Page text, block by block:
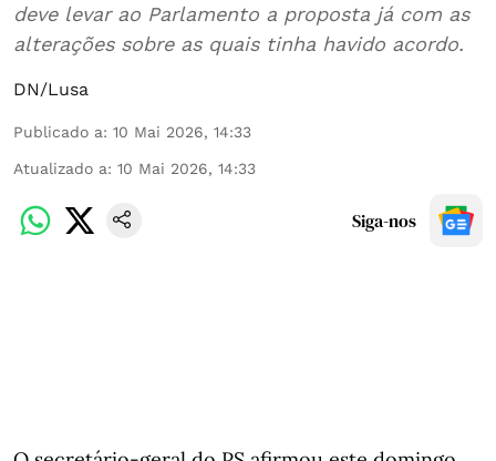
deve levar ao Parlamento a proposta já com as
alterações sobre as quais tinha havido acordo.
DN/Lusa
Publicado a: 10 Mai 2026, 14:33
Atualizado a: 10 Mai 2026, 14:33
Siga-nos